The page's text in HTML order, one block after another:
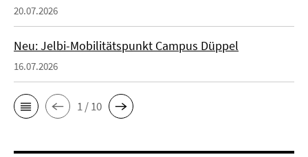
20.07.2026
Neu: Jelbi-Mobilitätspunkt Campus Düppel
16.07.2026
1 / 10